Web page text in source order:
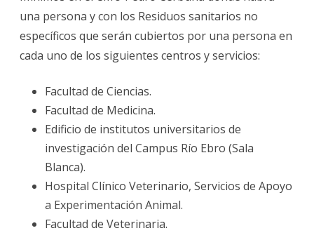
una persona y con los Residuos sanitarios no
específicos que serán cubiertos por una persona en
cada uno de los siguientes centros y servicios:
Facultad de Ciencias.
Facultad de Medicina.
Edificio de institutos universitarios de
investigación del Campus Río Ebro (Sala
Blanca).
Hospital Clínico Veterinario, Servicios de Apoyo
a Experimentación Animal.
Facultad de Veterinaria.